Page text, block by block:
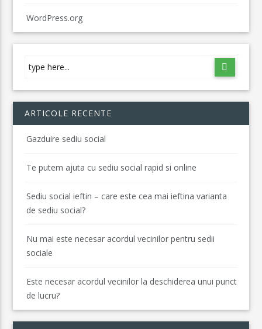
WordPress.org
ARTICOLE RECENTE
Gazduire sediu social
Te putem ajuta cu sediu social rapid si online
Sediu social ieftin – care este cea mai ieftina varianta
de sediu social?
Nu mai este necesar acordul vecinilor pentru sedii
sociale
Este necesar acordul vecinilor la deschiderea unui punct
de lucru?